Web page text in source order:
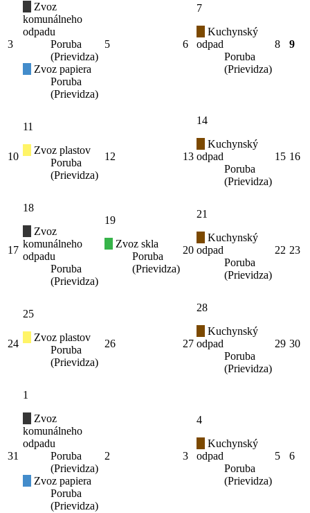
3
Zvoz
komunálneho
odpadu
Poruba
(Prievidza)
Zvoz papiera
Poruba
(Prievidza)
5 6
7
Kuchynský
odpad
Poruba
(Prievidza)
8 9
10
11
Zvoz plastov
Poruba
(Prievidza)
12 13
14
Kuchynský
odpad
Poruba
(Prievidza)
15 16
17
18
Zvoz
komunálneho
odpadu
Poruba
(Prievidza)
19
Zvoz skla
Poruba
(Prievidza)
20
21
Kuchynský
odpad
Poruba
(Prievidza)
22 23
24
25
Zvoz plastov
Poruba
(Prievidza)
26 27
28
Kuchynský
odpad
Poruba
(Prievidza)
29 30
31
1
Zvoz
komunálneho
odpadu
Poruba
(Prievidza)
Zvoz papiera
Poruba
(Prievidza)
2 3
4
Kuchynský
odpad
Poruba
(Prievidza)
5 6